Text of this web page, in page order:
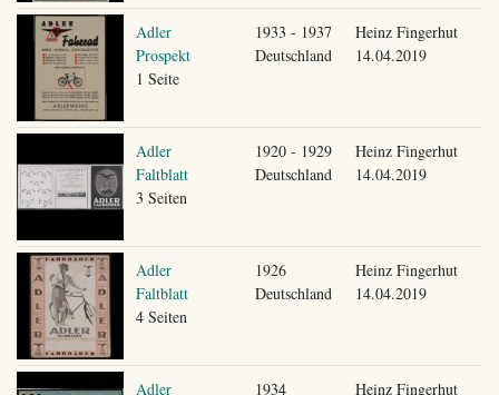
Adler
Prospekt
1 Seite
1933 - 1937
Deutschland
Heinz Fingerhut
14.04.2019
Adler
Faltblatt
3 Seiten
1920 - 1929
Deutschland
Heinz Fingerhut
14.04.2019
Adler
Faltblatt
4 Seiten
1926
Deutschland
Heinz Fingerhut
14.04.2019
Adler 1934 Heinz Fingerhut